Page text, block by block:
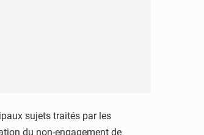
sujets traités par les
du non-engagement de